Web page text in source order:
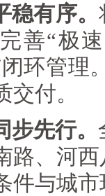
稳有序。
善“极
环管理
交付。
步先行。
路、河
件与城